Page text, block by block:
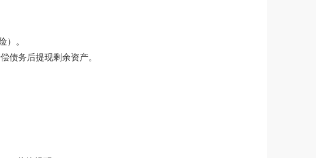
）。
债务后提现剩余资产。